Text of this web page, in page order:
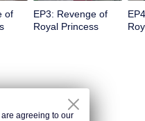
of
EP3: Revenge of
Royal Princess
agreeing to our